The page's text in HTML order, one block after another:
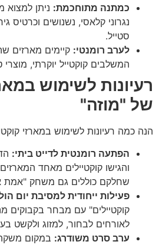
כמתנה מתוחכמת: ניתן למצוא
נגרוני קלאסי, נשנושים וכרטיס
סטייל.
לערב רומנטי: קיימים מארזים
המשלבים קוקטייל יוקרתי, מוצרי
רעיונות לשימוש
של "מוזה"
הנה כמה רעיונות לשימוש במארזי
הפתעה רומנטית לדייט ביתי:
והגישו קוקטיילים מאחד
שחלקם כוללים גם משחק "אמת
פעילות ייחודית למסיבת יום
קוקטיילים" עם מבחר בקבוקים
לאורחים לבחור, למזוג ולקשט
ערב סרט משודרג: במקום